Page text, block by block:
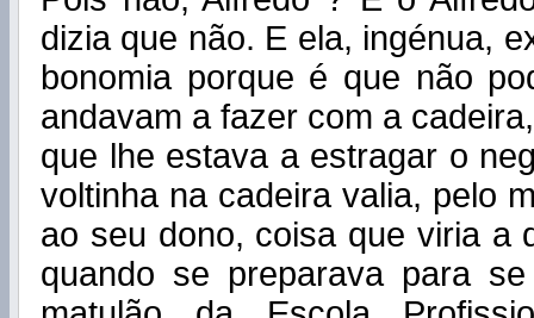
dizia que não. E ela, ingénua,
bonomia porque é que não
andavam a fazer com a
que lhe estava a estragar o
voltinha na cadeira valia, pelo
ao seu dono, coisa que viria a
quando se preparava para